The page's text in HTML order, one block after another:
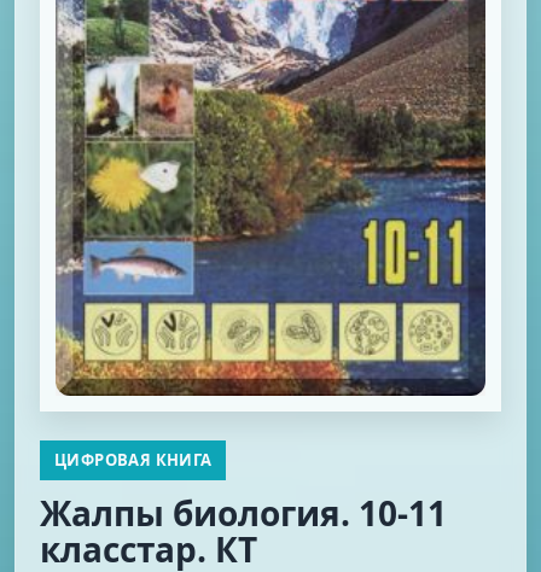
ЦИФРОВАЯ КНИГА
Жалпы биология. 10-11
класстар. КТ